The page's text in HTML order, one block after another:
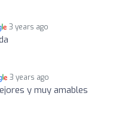
3 years ago
3 years ago
y muy amables